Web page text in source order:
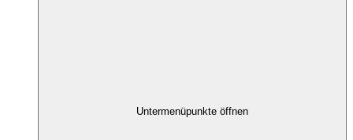
Untermenüpunkte öffnen